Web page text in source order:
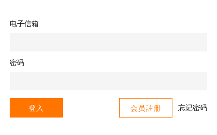
电子信箱
密码
登入 会员註册 忘记密码